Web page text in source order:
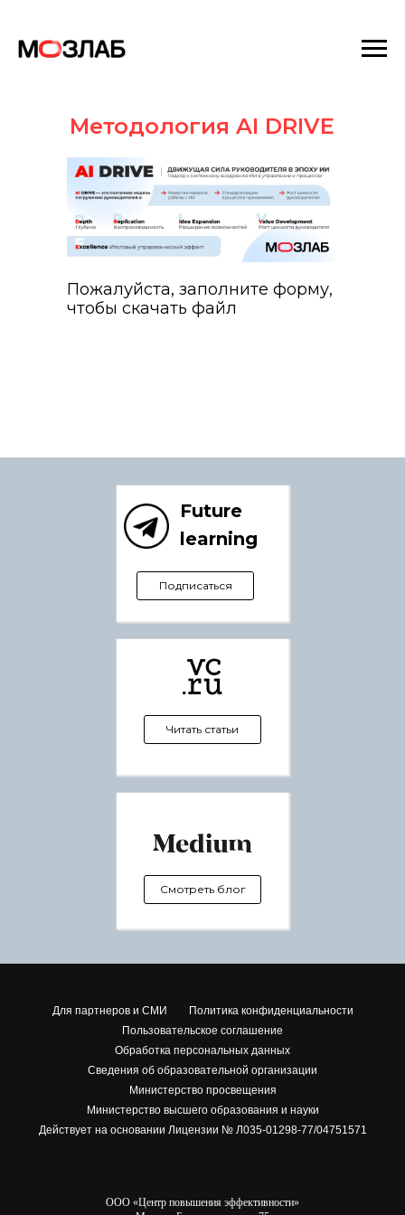
Пожалуйста, заполните форму,
чтобы скачать файл
Методология AI DRIVE
Читать статьи
Смотреть блог
Подписаться
Future
learning
Для партнеров и СМИ
Политика конфиденциальности
Пользовательское соглашение
Обработка персональных данных
Сведения об образовательной организации
Министерство просвещения
Министерство высшего образования и науки
Действует на основании Лицензии № Л035-01298-77/04751571
ООО «Центр повышения эффективности»